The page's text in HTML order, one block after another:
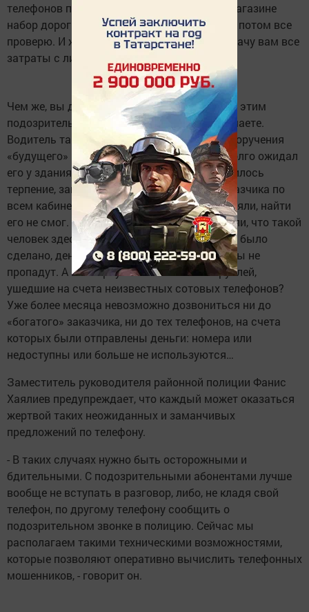
телефонов по 2-3 тысячи рублей, купите в магазине
набор дорогих продуктов, чеки сохраните, я потом все
проверю. И ждите меня, перед поездкой оплачу вам все
затраты с лихвой.
Чем же, вы думаете, закончилась история с этим
подозрительным клиентом? Правильно думаете.
Водитель такси, тщательно выполнив все поручения
«будущего» клиента, с чеками в кармане, долго ожидал
его у здания администрации. Когда закончилось
терпение, зашел в здание и стал искать заказчика по
всем кабинетам. И как вы уже наверное поняли, найти
его не смог. В администрации ему объяснили, что такой
человек здесь не работает. Только дело уже было
сделано, деньги потрачены. Ладно, продукты не
пропадут. А как вернуть более 10 тысяч рублей,
ушедшие на счета неизвестных сотовых телефонов?
Уже более месяца невозможно дозвониться ни до
«богатого» заказчика, ни до тех телефонов, на счета
которых были отправлены деньги: номера или
недоступны или больше не используются…
Заместитель руководителя районной полиции Фанис
Хаялиев предупреждает, что каждый может оказаться
жертвой таких неожиданных и заманчивых
предложений по телефону.
- В таких случаях нужно быть осторожными и
бдительными. С подозрительными абонентами лучше
вообще не вступать в разговор, либо, не кладя свой
телефон, по другому телефону сообщить о
подозрительном звонке в полицию. Сейчас мы
располагаем такими техническими возможностями,
которые позволяют оперативно вычислить телефонных
мошенников, - говорит он.